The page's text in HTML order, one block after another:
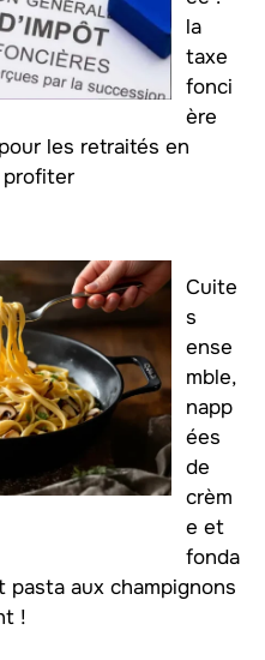
la
taxe
fonci
ère
les retraités en
Cuite
s
ense
mble,
napp
ées
de
crèm
e et
fonda
aux champignons
!